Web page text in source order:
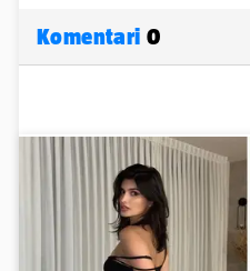
Komentari 0